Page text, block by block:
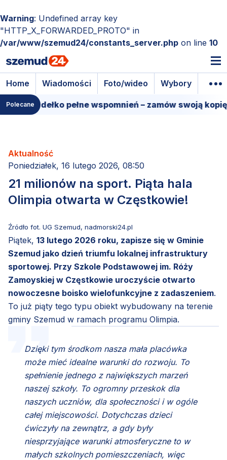
Warning: Undefined array key
"HTTP_X_FORWARDED_PROTO" in
/var/www/szemud24/constants_server.php on line 10
Home Wiadomości Foto/wideo Wybory
Polecane
pudełko pełne wspomnień – zamów swoją kopię!
Aktualność
Poniedziałek, 16 lutego 2026, 08:50
21 milionów na sport. Piąta hala
Olimpia otwarta w Częstkowie!
Źródło fot. UG Szemud, nadmorski24.pl
Piątek, 13 lutego 2026 roku, zapisze się w Gminie
Szemud jako dzień triumfu lokalnej infrastruktury
sportowej. Przy Szkole Podstawowej im. Róży
Zamoyskiej w Częstkowie uroczyście otwarto
nowoczesne boisko wielofunkcyjne z zadaszeniem.
To już piąty tego typu obiekt wybudowany na terenie
gminy Szemud w ramach programu Olimpia.
Dzięki tym środkom nasza mała placówka
może mieć idealne warunki do rozwoju. To
spełnienie jednego z największych marzeń
naszej szkoły. To ogromny przeskok dla
naszych uczniów, dla społeczności i w ogóle
całej miejscowości. Dotychczas dzieci
ćwiczyły na zewnątrz, a gdy były
niesprzyjające warunki atmosferyczne to w
małych szkolnych pomieszczeniach, więc